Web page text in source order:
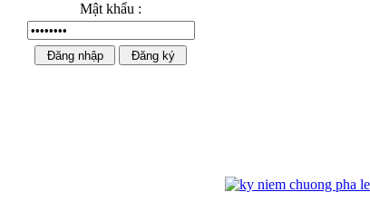
Mật khẩu :